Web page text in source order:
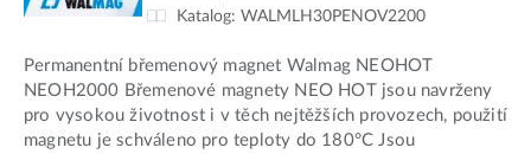
Katalog: WALMLH30PENOV2200
Permanentní břemenový magnet Walmag NEOHOT
NEOH2000 Břemenové magnety NEO HOT jsou navrženy
pro vysokou životnost i v těch nejtěžších provozech, použití
magnetu je schváleno pro teploty do 180°C Jsou